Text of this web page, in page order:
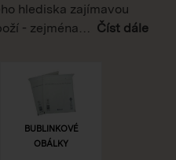
hlediska zajímavou
- zejména
Číst dále
BUBLINKOVÉ
OBÁLKY